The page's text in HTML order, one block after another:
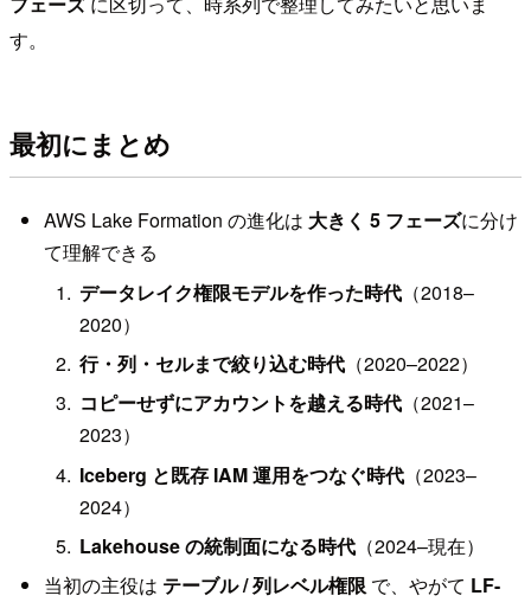
す。
最初にまとめ
AWS Lake Formation の進化は 大きく 5 フェーズに分け
て理解できる
データレイク権限モデルを作った時代 （2018–
2020）
行・列・セルまで絞り込む時代 （2020–2022）
コピーせずにアカウントを越える時代 （2021–
2023）
Iceberg と既存 IAM 運用をつなぐ時代 （2023–
2024）
Lakehouse の統制面になる時代 （2024–現在）
当初の主役は テーブル / 列レベル権限で、やがて LF-